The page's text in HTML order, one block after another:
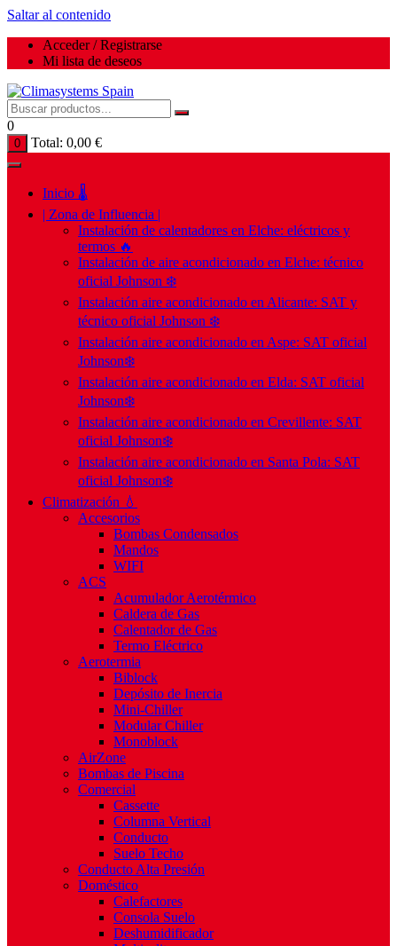
Saltar al contenido
Acceder / Registrarse
Mi lista de deseos
0
0 Total: 0,00 €
Inicio 🌡️
| Zona de Influencia |
Instalación de calentadores en Elche: eléctricos y
termos 🔥
Instalación de aire acondicionado en Elche: técnico
oficial Johnson ❄️
Instalación aire acondicionado en Alicante: SAT y
técnico oficial Johnson ❄️
Instalación aire acondicionado en Aspe: SAT oficial
Johnson❄️
Instalación aire acondicionado en Elda: SAT oficial
Johnson❄️
Instalación aire acondicionado en Crevillente: SAT
oficial Johnson❄️
Instalación aire acondicionado en Santa Pola: SAT
oficial Johnson❄️
Climatización 💧
Accesorios
Bombas Condensados
Mandos
WIFI
ACS
Acumulador Aerotérmico
Caldera de Gas
Calentador de Gas
Termo Eléctrico
Aerotermia
Biblock
Depósito de Inercia
Mini-Chiller
Modular Chiller
Monoblock
AirZone
Bombas de Piscina
Comercial
Cassette
Columna Vertical
Conducto
Suelo Techo
Conducto Alta Presión
Doméstico
Calefactores
Consola Suelo
Deshumidificador